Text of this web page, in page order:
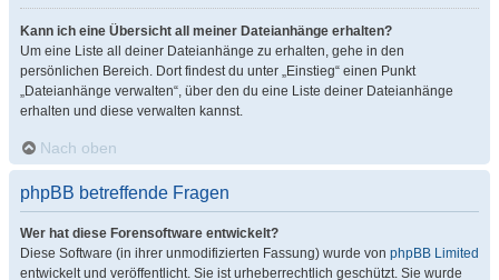
Kann ich eine Übersicht all meiner Dateianhänge erhalten?
Um eine Liste all deiner Dateianhänge zu erhalten, gehe in den
persönlichen Bereich. Dort findest du unter „Einstieg“ einen Punkt
„Dateianhänge verwalten“, über den du eine Liste deiner Dateianhänge
erhalten und diese verwalten kannst.
Nach oben
phpBB betreffende Fragen
Wer hat diese Forensoftware entwickelt?
Diese Software (in ihrer unmodifizierten Fassung) wurde von phpBB Limited
entwickelt und veröffentlicht. Sie ist urheberrechtlich geschützt. Sie wurde